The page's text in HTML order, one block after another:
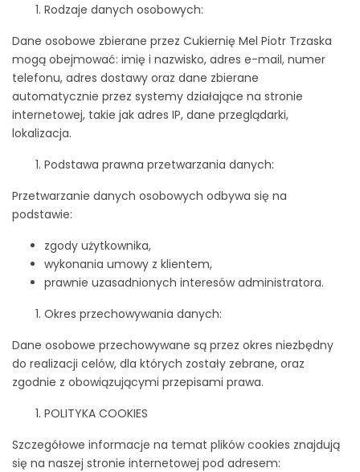
Rodzaje danych osobowych:
Dane osobowe zbierane przez Cukiernię Mel Piotr Trzaska
mogą obejmować: imię i nazwisko, adres e-mail, numer
telefonu, adres dostawy oraz dane zbierane
automatycznie przez systemy działające na stronie
internetowej, takie jak adres IP, dane przeglądarki,
lokalizacja.
Podstawa prawna przetwarzania danych:
Przetwarzanie danych osobowych odbywa się na
podstawie:
zgody użytkownika,
wykonania umowy z klientem,
prawnie uzasadnionych interesów administratora.
Okres przechowywania danych:
Dane osobowe przechowywane są przez okres niezbędny
do realizacji celów, dla których zostały zebrane, oraz
zgodnie z obowiązującymi przepisami prawa.
POLITYKA COOKIES
Szczegółowe informacje na temat plików cookies znajdują
się na naszej stronie internetowej pod adresem: